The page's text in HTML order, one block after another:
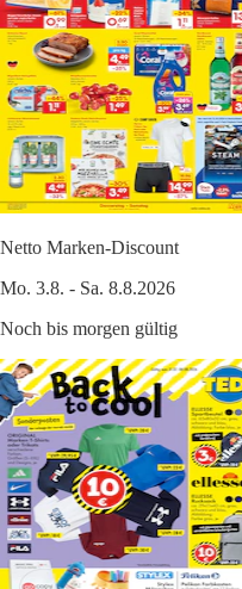
Netto Marken-Discount
Mo. 3.8. - Sa. 8.8.2026
Noch bis morgen gültig